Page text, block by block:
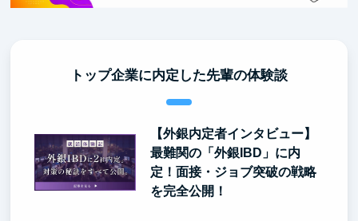
トップ企業に内定した先輩の体験談
【外銀内定者インタビュー】
最難関の「外銀IBD」に内
定！面接・ジョブ突破の戦略
を完全公開！